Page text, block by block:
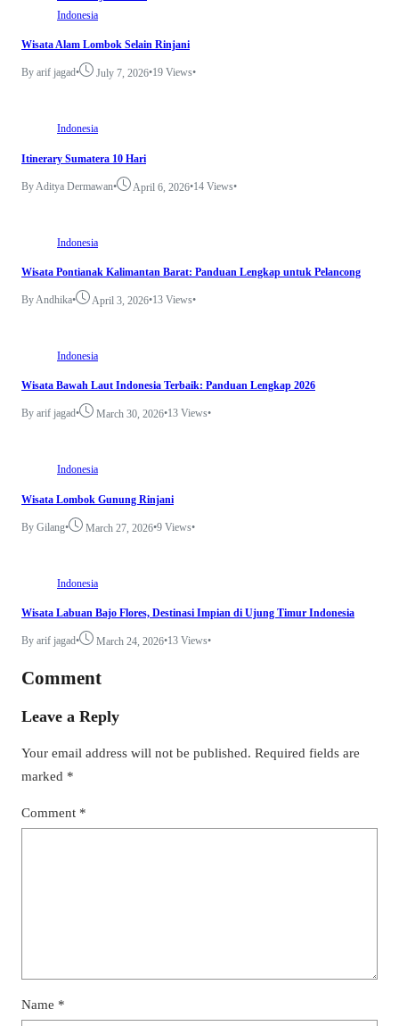
Indonesia
Wisata Alam Lombok Selain Rinjani
By arif jagad• July 7, 2026•19 Views•
Indonesia
Itinerary Sumatera 10 Hari
By Aditya Dermawan• April 6, 2026•14 Views•
Indonesia
Wisata Pontianak Kalimantan Barat: Panduan Lengkap untuk Pelancong
By Andhika• April 3, 2026•13 Views•
Indonesia
Wisata Bawah Laut Indonesia Terbaik: Panduan Lengkap 2026
By arif jagad• March 30, 2026•13 Views•
Indonesia
Wisata Lombok Gunung Rinjani
By Gilang• March 27, 2026•9 Views•
Indonesia
Wisata Labuan Bajo Flores, Destinasi Impian di Ujung Timur Indonesia
By arif jagad• March 24, 2026•13 Views•
Comment
Leave a Reply
Your email address will not be published. Required fields are
marked *
Comment *
Name *